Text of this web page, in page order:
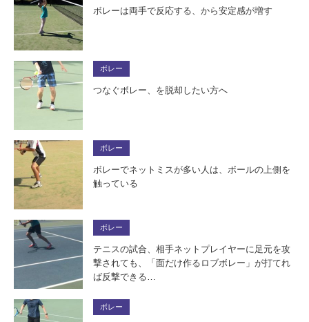
ボレーは両手で反応する、から安定感が増す
ボレー
つなぐボレー、を脱却したい方へ
ボレー
ボレーでネットミスが多い人は、ボールの上側を
触っている
ボレー
テニスの試合、相手ネットプレイヤーに足元を攻
撃されても、「面だけ作るロブボレー」が打てれ
ば反撃できる…
ボレー